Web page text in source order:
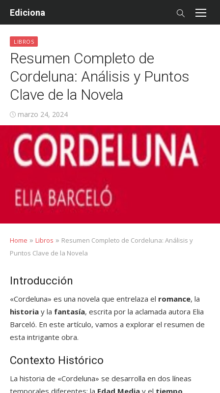
Ediciona
LIBROS
Resumen Completo de
Cordeluna: Análisis y Puntos
Clave de la Novela
Posted
on
marzo 24, 2024
Home » Libros » Resumen Completo de Cordeluna: Análisis y
Puntos Clave de la Novela
Introducción
«Cordeluna» es una novela que entrelaza el romance, la
historia y la fantasía, escrita por la aclamada autora Elia
Barceló. En este artículo, vamos a explorar el resumen de
esta intrigante obra.
Contexto Histórico
La historia de «Cordeluna» se desarrolla en dos líneas
temporales diferentes: la Edad Media y el tiempo